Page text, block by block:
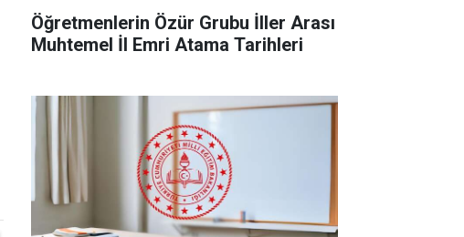
Öğretmenlerin Özür Grubu İller Arası
Muhtemel İl Emri Atama Tarihleri